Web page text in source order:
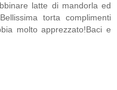
latte di mandorla ed
torta complimenti
molto apprezzato!Baci e